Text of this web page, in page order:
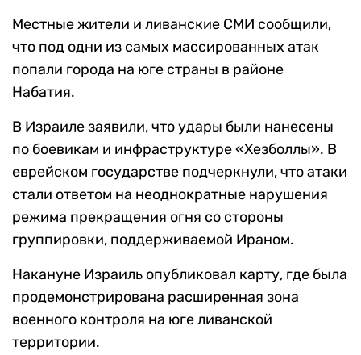
Местные жители и ливанские СМИ сообщили,
что под одни из самых массированных атак
попали города на юге страны в районе
Набатия.
В Израиле заявили, что удары были нанесены
по боевикам и инфраструктуре «Хезболлы». В
еврейском государстве подчеркнули, что атаки
стали ответом на неоднократные нарушения
режима прекращения огня со стороны
группировки, поддерживаемой Ираном.
Накануне Израиль опубликовал карту, где была
продемонстрирована расширенная зона
военного контроля на юге ливанской
территории.